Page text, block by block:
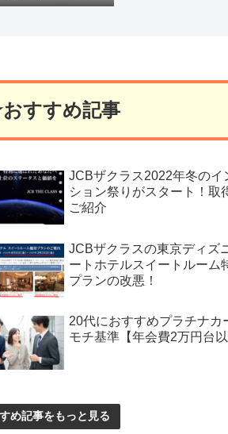
すすめ記事
JCBザクラス2022年冬のイ
ション祭りがスタート！取
ご紹介
JCBザクラスの東京ディズ
ートホテルスイートルーム
プランの改悪！
20代におすすめプラチナカ
モチ基準【年会費2万円台以
め記事をもっと見る